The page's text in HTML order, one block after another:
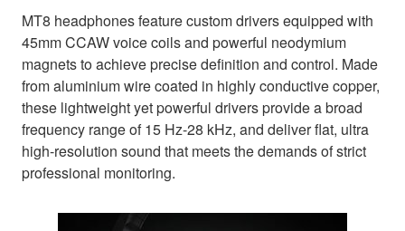
MT8 headphones feature custom drivers equipped with
45mm CCAW voice coils and powerful neodymium
magnets to achieve precise definition and control. Made
from aluminium wire coated in highly conductive copper,
these lightweight yet powerful drivers provide a broad
frequency range of 15 Hz-28 kHz, and deliver flat, ultra
high-resolution sound that meets the demands of strict
professional monitoring.